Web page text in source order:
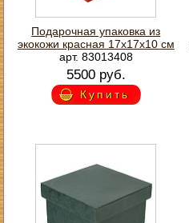
Подарочная упаковка из
экокожи красная 17х17х10 см
арт. 83013408
5500 руб.
Купить